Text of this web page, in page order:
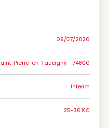
09/07/2026
Pierre-en-Faucigny - 74800
Interim
25-30 K€